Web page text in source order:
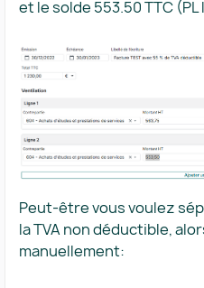
et le solde 553.50 TTC
Peut-être vous voulez
la TVA non déductible,
manuellement: